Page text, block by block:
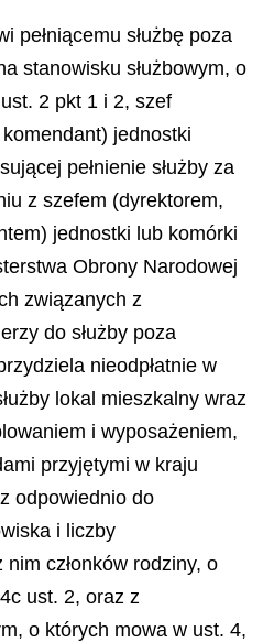
pełniącemu służbę poza
stanowisku służbowym, o
2 pkt 1 i 2, szef
jednostki
pełnienie służby za
z szefem (dyrektorem,
jednostki lub komórki
Obrony Narodowej
związanych z
do służby poza
nieodpłatnie w
lokal mieszkalny wraz
i wyposażeniem,
przyjętymi w kraju
odpowiednio do
i liczby
członków rodziny, o
ust. 2, oraz z
o których mowa w ust. 4,